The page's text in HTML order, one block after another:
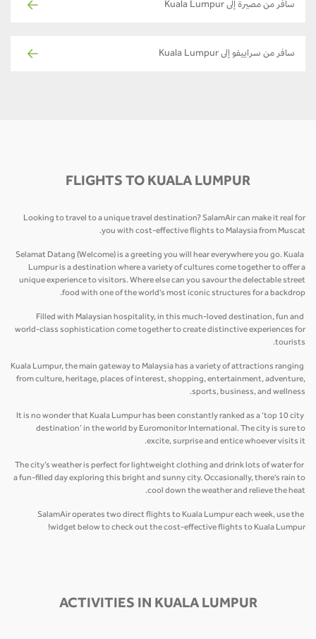
سافر من مصيرة إلى Kuala Lumpur
سافر من سراييفو إلى Kuala Lumpur
FLIGHTS TO KUALA LUMPUR
Looking to travel to a unique travel destination? SalamAir can make it real for
you with cost-effective flights to Malaysia from Muscat.
Selamat Datang (Welcome) is a greeting you will hear everywhere you go. Kuala
Lumpur is a destination where a variety of cultures come together to offer a
unique experience to visitors. Where else can you savour the delectable street
food with one of the world's most iconic structures for a backdrop.
Filled with Malaysian hospitality, in this much-loved destination, fun and
world-class sophistication come together to create distinctive experiences for
tourists.
Kuala Lumpur, the main gateway to Malaysia has a variety of attractions ranging
from culture, heritage, places of interest, shopping, entertainment, adventure,
sports, business, and wellness.
It is no wonder that Kuala Lumpur has been constantly ranked as a ‘top 10 city
destination’ in the world by Euromonitor International. The city is sure to
excite, surprise and entice whoever visits it.
The city’s weather is perfect for lightweight clothing and drink lots of water for
a fun-filled day exploring this bright and sunny city. Occasionally, there's rain to
cool down the weather and relieve the heat.
SalamAir operates two direct flights to Kuala Lumpur each week, use the
widget below to check out the cost-effective flights to Kuala Lumpur!
ACTIVITIES IN KUALA LUMPUR